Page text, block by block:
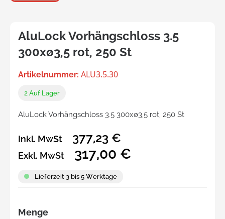
AluLock Vorhängschloss 3.5
300xø3,5 rot, 250 St
Artikelnummer: ALU3.5.30
2 Auf Lager
AluLock Vorhängschloss 3.5 300xø3,5 rot, 250 St
Inkl. MwSt 377,23 €
Exkl. MwSt 317,00 €
Lieferzeit 3 bis 5 Werktage
Menge